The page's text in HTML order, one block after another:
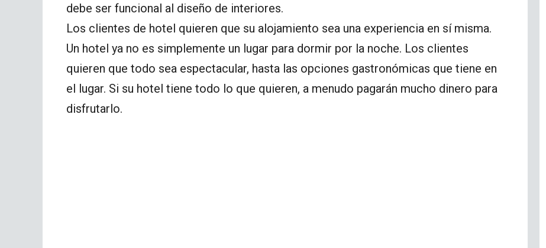
debe ser funcional al diseño de interiores.
Los clientes de hotel quieren que su alojamiento sea una experiencia en sí misma.
Un hotel ya no es simplemente un lugar para dormir por la noche. Los clientes
quieren que todo sea espectacular, hasta las opciones gastronómicas que tiene en
el lugar. Si su hotel tiene todo lo que quieren, a menudo pagarán mucho dinero para
disfrutarlo.